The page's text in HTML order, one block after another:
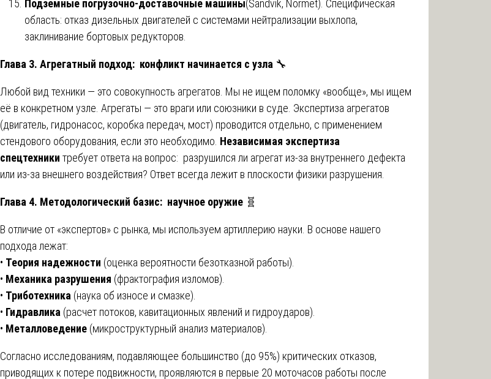
Подземные погрузочно-доставочные машины(Sandvik, Normet). Специфическая
область: отказ дизельных двигателей с системами нейтрализации выхлопа,
заклинивание бортовых редукторов.
Глава 3. Агрегатный подход: конфликт начинается с узла 🔧
Любой вид техники — это совокупность агрегатов. Мы не ищем поломку «вообще», мы ищем
её в конкретном узле. Агрегаты — это враги или союзники в суде. Экспертиза агрегатов
(двигатель, гидронасос, коробка передач, мост) проводится отдельно, с применением
стендового оборудования, если это необходимо. Независимая экспертиза
спецтехники требует ответа на вопрос: разрушился ли агрегат из-за внутреннего дефекта
или из-за внешнего воздействия? Ответ всегда лежит в плоскости физики разрушения.
Глава 4. Методологический базис: научное оружие 🧬
В отличие от «экспертов» с рынка, мы используем артиллерию науки. В основе нашего
подхода лежат:
• Теория надежности (оценка вероятности безотказной работы).
• Механика разрушения (фрактография изломов).
• Триботехника (наука об износе и смазке).
• Гидравлика (расчет потоков, кавитационных явлений и гидроударов).
• Металловедение (микроструктурный анализ материалов).
Согласно исследованиям, подавляющее большинство (до 95%) критических отказов,
приводящих к потере подвижности, проявляются в первые 20 моточасов работы после